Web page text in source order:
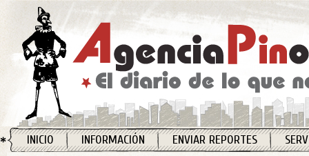
INICIO INFORMACIÓN ENVIAR REPORTES